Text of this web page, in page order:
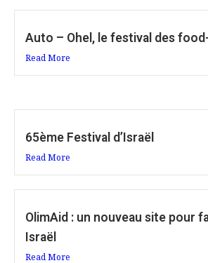
Auto – Ohel, le festival des
Read More
65ème Festival d’Israël
Read More
OlimAid : un nouveau site pour
Israël
Read More